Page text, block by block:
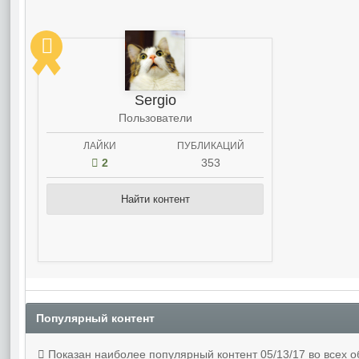
Sergio
Пользователи
ЛАЙКИ
2
ПУБЛИКАЦИЙ
353
Найти контент
Популярный контент
Показан наиболее популярный контент 05/13/17 во всех